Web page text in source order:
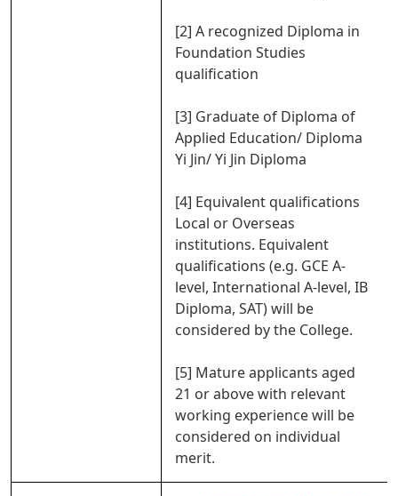
[2] A recognized Diploma in
Foundation Studies
qualification
[3] Graduate of Diploma of
Applied Education/ Diploma
Yi Jin/ Yi Jin Diploma
[4] Equivalent qualifications
Local or Overseas
institutions. Equivalent
qualifications (e.g. GCE A-
level, International A-level, IB
Diploma, SAT) will be
considered by the College.
[5] Mature applicants aged
21 or above with relevant
working experience will be
considered on individual
merit.